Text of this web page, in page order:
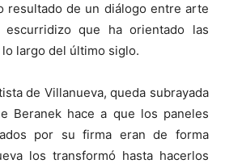
resultado de un diálogo entre arte
que ha orientado las
largo del último siglo.
de Villanueva, queda subrayada
Beranek hace a que los paneles
por su firma eran de forma
los transformó hasta hacerlos